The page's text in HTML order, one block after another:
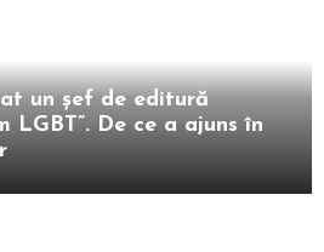
un șef de editură
LGBT”. De ce a ajuns în